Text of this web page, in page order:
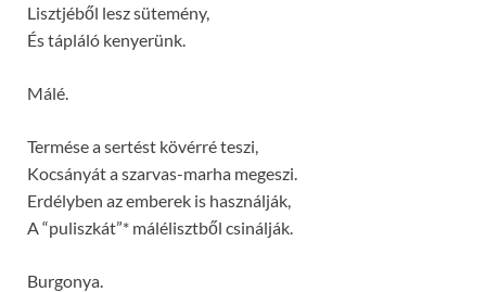
Lisztjéből lesz sütemény,
És tápláló kenyerünk.
Málé.
Termése a sertést kövérré teszi,
Kocsányát a szarvas-marha megeszi.
Erdélyben az emberek is használják,
A “puliszkát”* málélisztből csinálják.
Burgonya.